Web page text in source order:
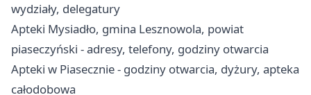
wydziały, delegatury
Apteki Mysiadło, gmina Lesznowola, powiat
piaseczyński - adresy, telefony, godziny otwarcia
Apteki w Piasecznie - godziny otwarcia, dyżury, apteka
całodobowa